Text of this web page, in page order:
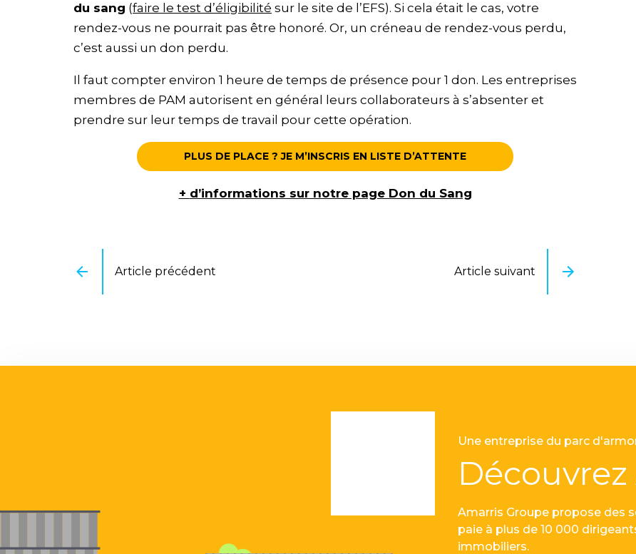
du sang (faire le test d’éligibilité sur le site de l’EFS). Si cela était le cas, votre
rendez-vous ne pourrait pas être honoré. Or, un créneau de rendez-vous perdu,
c’est aussi un don perdu.
Il faut compter environ 1 heure de temps de présence pour 1 don. Les entreprises
membres de PAM autorisent en général leurs collaborateurs à s’absenter et
prendre sur leur temps de travail pour cette opération.
PLUS DE PLACE ? JE M’INSCRIS EN LISTE D’ATTENTE
+ d’informations sur notre page Don du Sang
Article précédent Article suivant
Une entreprise du parc
Découvrez
Amarris Groupe propose des
paie à plus de 10 000
immobiliers.